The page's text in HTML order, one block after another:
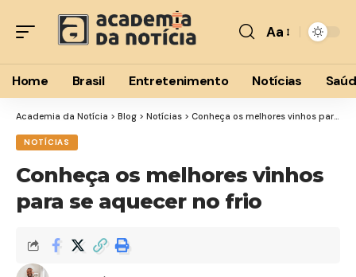
Font
Resizer
Aa
Home Brasil Entretenimento Notícias
Academia da Notícia > Blog > Notícias > Conheça os melhores vinhos para se aquecer no frio
NOTÍCIAS
Conheça os melhores vinhos
para se aquecer no frio